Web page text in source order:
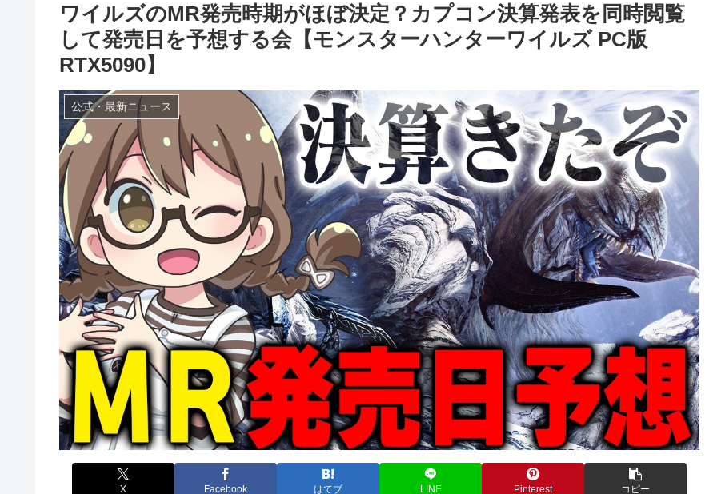
ワイルズのMR発売時期がほぼ決定？カプコン決算発表を同時閲覧
して発売日を予想する会【モンスターハンターワイルズ PC版
RTX5090】
公式・最新ニュース
X Facebook はてブ LINE Pinterest コピー